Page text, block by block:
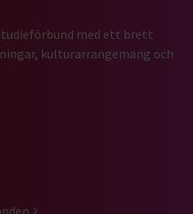
med ett brett
kulturarrangemang och